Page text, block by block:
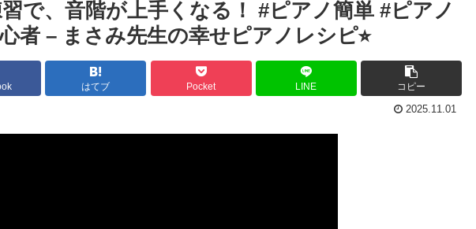
で、音階が上手くなる！ #ピアノ簡単 #ピアノ
者 – まさみ先生の幸せピアノレシピ⭐︎
はてブ Pocket LINE コピー
2025.11.01